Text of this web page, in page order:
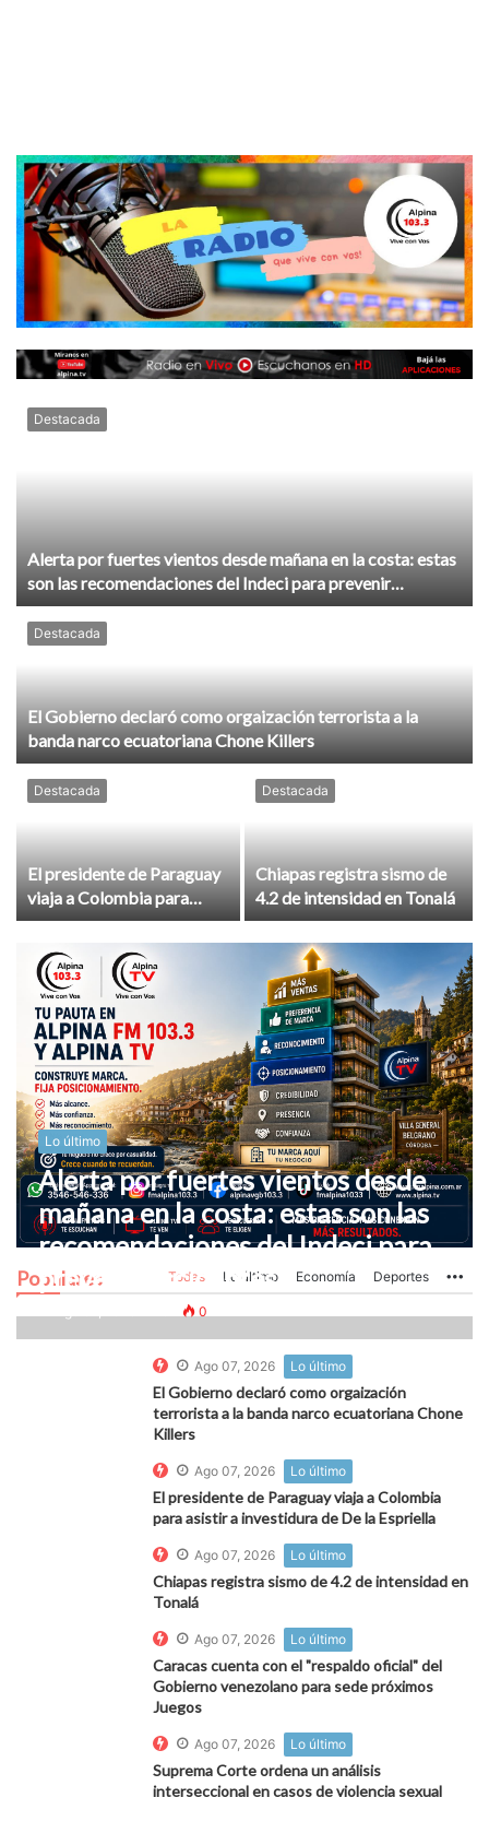
Destacada
Alerta por fuertes vientos desde mañana en la costa: estas
son las recomendaciones del Indeci para prevenir
accidentes
Destacada
El Gobierno declaró como orgaización terrorista a la
banda narco ecuatoriana Chone Killers
Destacada
El presidente de Paraguay
viaja a Colombia para
asistir a investidura de De
Destacada
Chiapas registra sismo de
4.2 de intensidad en Tonalá
Populares Todas Lo último Economía Deportes
Lo último
Alerta por fuertes vientos desde
mañana en la costa: estas son las
recomendaciones del Indeci para
prevenir accidentes
0
Ago 07, 2026 Lo último
El Gobierno declaró como orgaización
terrorista a la banda narco ecuatoriana Chone
Killers
Ago 07, 2026 Lo último
El presidente de Paraguay viaja a Colombia
para asistir a investidura de De la Espriella
Ago 07, 2026 Lo último
Chiapas registra sismo de 4.2 de intensidad en
Tonalá
Ago 07, 2026 Lo último
Caracas cuenta con el "respaldo oficial" del
Gobierno venezolano para sede próximos
Juegos
Ago 07, 2026 Lo último
Suprema Corte ordena un análisis
interseccional en casos de violencia sexual